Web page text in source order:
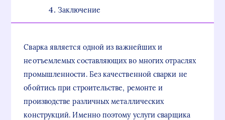
Заключение
Сварка является одной из важнейших и
неотъемлемых составляющих во многих отраслях
промышленности. Без качественной сварки не
обойтись при строительстве, ремонте и
производстве различных металлических
конструкций. Именно поэтому услуги сварщика